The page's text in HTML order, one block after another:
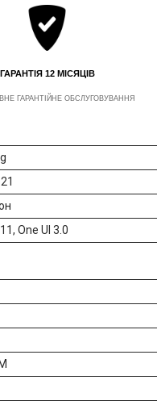
ГАРАНТІЯ 12 МІСЯЦІВ
ГАРАНТІЙНЕ ОБСЛУГОВУВАННЯ
One UI 3.0